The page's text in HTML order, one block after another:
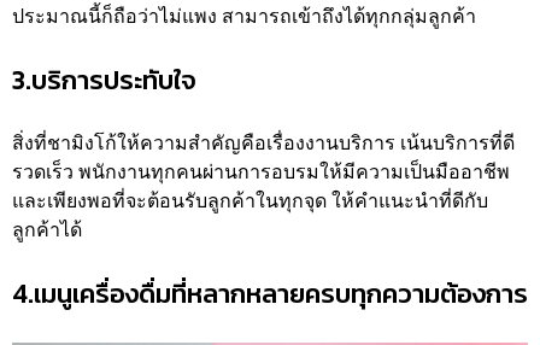
ประมาณนี้ก็ถือว่าไม่แพง สามารถเข้าถึงได้ทุกกลุ่มลูกค้า
3.บริการประทับใจ
สิ่งที่ชามิงโก้ให้ความสำคัญคือเรื่องงานบริการ เน้นบริการที่ดี
รวดเร็ว พนักงานทุกคนผ่านการอบรมให้มีความเป็นมืออาชีพ
และเพียงพอที่จะต้อนรับลูกค้าในทุกจุด ให้คำแนะนำที่ดีกับ
ลูกค้าได้
4.เมนูเครื่องดื่มที่หลากหลายครบทุกความต้องการ